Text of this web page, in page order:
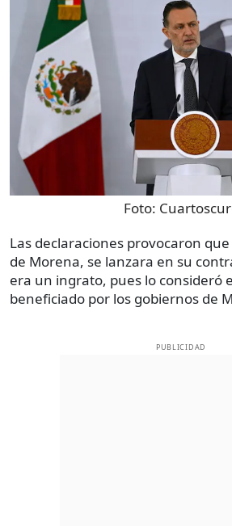
Foto:
Las declaraciones provocaron
de Morena, se lanzara en su
era un ingrato, pues lo consideró
beneficiado por los gobiernos de
PUBLICIDAD